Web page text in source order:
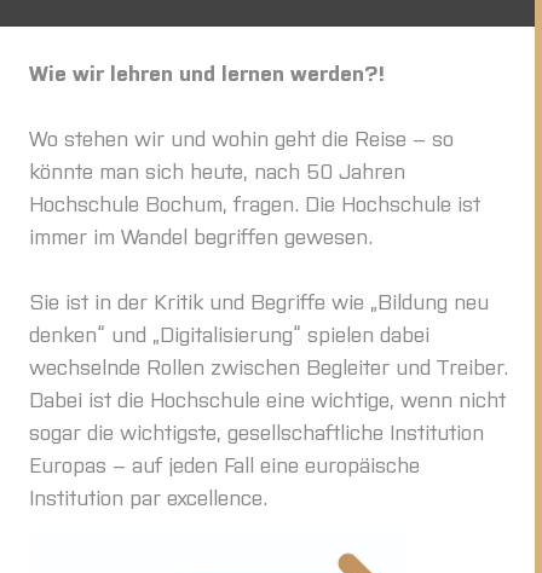
Wie wir lehren und lernen werden?!
Wo stehen wir und wohin geht die Reise – so
könnte man sich heute, nach 50 Jahren
Hochschule Bochum, fragen. Die Hochschule ist
immer im Wandel begriffen gewesen.
Sie ist in der Kritik und Begriffe wie „Bildung neu
denken“ und „Digitalisierung“ spielen dabei
wechselnde Rollen zwischen Begleiter und Treiber.
Dabei ist die Hochschule eine wichtige, wenn nicht
sogar die wichtigste, gesellschaftliche Institution
Europas – auf jeden Fall eine europäische
Institution par excellence.